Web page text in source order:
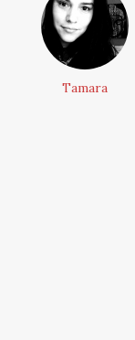
Tamara